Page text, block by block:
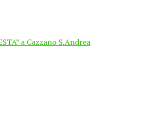
a Cazzano S.Andrea